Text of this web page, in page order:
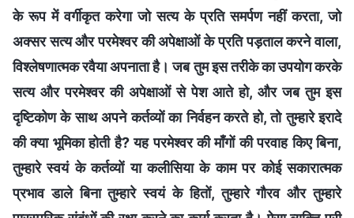
के रूप में वर्गीकृत करेगा जो सत्य के प्रति समर्पण नहीं करता, जो
अक्सर सत्य और परमेश्वर की अपेक्षाओं के प्रति पड़ताल करने वाला,
विश्लेषणात्मक रवैया अपनाता है। जब तुम इस तरीके का उपयोग करके
सत्य और परमेश्वर की अपेक्षाओं से पेश आते हो, और जब तुम इस
दृष्टिकोण के साथ अपने कर्तव्यों का निर्वहन करते हो, तो तुम्हारे इरादे
की क्या भूमिका होती है? यह परमेश्वर की माँगों की परवाह किए बिना,
तुम्हारे स्वयं के कर्तव्यों या कलीसिया के काम पर कोई सकारात्मक
प्रभाव डाले बिना तुम्हारे स्वयं के हितों, तुम्हारे गौरव और तुम्हारे